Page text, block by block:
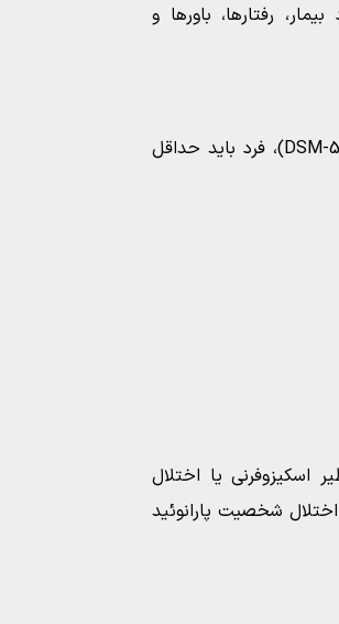
رفتارها، باورها و
بر اساس راهنمای تشخیصی و آماری اختلالات روانی (DSM-5)، فرد باید حداقل
اسکیزوفرنی یا اختلال
اختلال شخصیت پارانوئید